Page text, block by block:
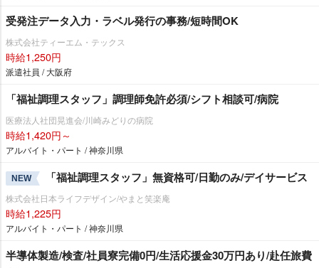
受発注データ入力・ラベル発行の事務/短時間OK
株式会社ティーエム・テックス
時給1,250円
派遣社員 / 大阪府
「福祉調理スタッフ」調理師免許必須/シフト相談可/病院
医療法人社団晃進会/川崎みどりの病院
時給1,420円～
アルバイト・パート / 神奈川県
NEW 「福祉調理スタッフ」無資格可/日勤のみ/デイサービス
株式会社日本ライフデザイン/やまと笑楽庵
時給1,225円
アルバイト・パート / 神奈川県
半導体製造/検査/社員寮完備0円/生活応援金30万円あり/赴任旅費